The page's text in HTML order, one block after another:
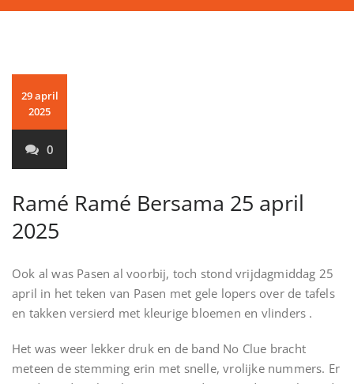
29 april
2025
0
Ramé Ramé Bersama 25 april
2025
Ook al was Pasen al voorbij, toch stond vrijdagmiddag 25
april in het teken van Pasen met gele lopers over de tafels
en takken versierd met kleurige bloemen en vlinders .
Het was weer lekker druk en de band No Clue bracht
meteen de stemming erin met snelle, vrolijke nummers. Er